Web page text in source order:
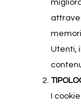
Utenti,
I